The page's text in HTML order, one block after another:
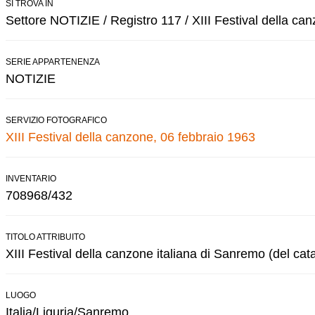
SI TROVA IN
Settore NOTIZIE / Registro 117 / XIII Festival della
SERIE APPARTENENZA
NOTIZIE
SERVIZIO FOTOGRAFICO
XIII Festival della canzone, 06 febbraio 1963
INVENTARIO
708968/432
TITOLO ATTRIBUITO
XIII Festival della canzone italiana di Sanremo (del
LUOGO
Italia/Liguria/Sanremo